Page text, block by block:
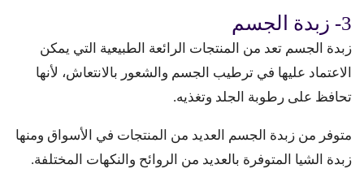
3- زبدة الجسم
زبدة الجسم تعد من المنتجات الرائعة الطبيعية التي يمكن
الاعتماد عليها في ترطيب الجسم والشعور بالانتعاش، لأنها
تحافظ على رطوبة الجلد وتغذيه.
متوفر من زبدة الجسم العديد من المنتجات في الأسواق ومنها
زبدة الشيا المتوفرة بالعديد من الروائح والنكهات المختلفة.